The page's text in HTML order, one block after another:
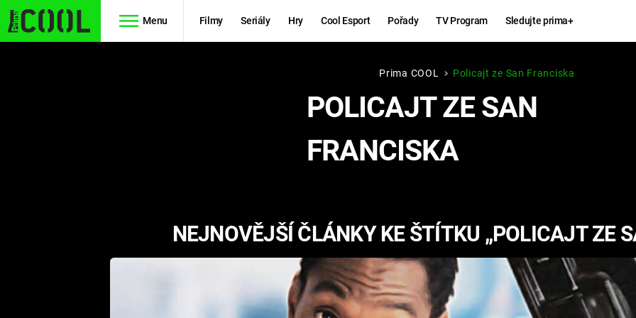
Menu Filmy Seriály Hry Cool Esport Pořady TV Program Sledujte prima+
PREDÁTOR
Hry
GTA 6
DELIVERANCE
ESPORT
CHUCK
NORRIS
Prima COOL Policajt ze San Franciska
POLICAJT ZE SAN
FRANCISKA
NEJNOVĚJŠÍ ČLÁNKY KE ŠTÍTKU „POLICAJT ZE